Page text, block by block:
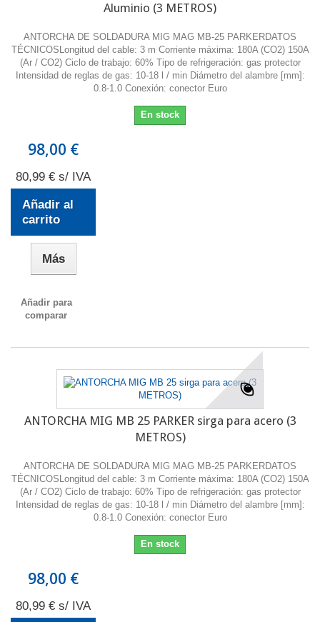
Aluminio (3 METROS)
ANTORCHA DE SOLDADURA MIG MAG MB-25 PARKERDATOS
TÉCNICOSLongitud del cable: 3 m Corriente máxima: 180A (CO2) 150A
(Ar / CO2) Ciclo de trabajo: 60% Tipo de refrigeración: gas protector
Intensidad de reglas de gas: 10-18 l / min Diámetro del alambre [mm]:
0.8-1.0 Conexión: conector Euro
En stock
98,00 €
80,99 € s/ IVA
Añadir al
carrito
Más
Añadir para
comparar
ANTORCHA MIG MB 25 PARKER sirga para acero (3
METROS)
ANTORCHA DE SOLDADURA MIG MAG MB-25 PARKERDATOS
TÉCNICOSLongitud del cable: 3 m Corriente máxima: 180A (CO2) 150A
(Ar / CO2) Ciclo de trabajo: 60% Tipo de refrigeración: gas protector
Intensidad de reglas de gas: 10-18 l / min Diámetro del alambre [mm]:
0.8-1.0 Conexión: conector Euro
En stock
98,00 €
80,99 € s/ IVA